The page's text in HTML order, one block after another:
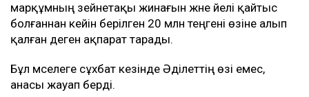
марқұмның зейнетақы жинағын және әйелі қайтыс
болғаннан кейін берілген 20 млн теңгені өзіне алып
қалған деген ақпарат тарады.
Бұл мәселеге сұхбат кезінде Әділеттің өзі емес,
анасы жауап берді.